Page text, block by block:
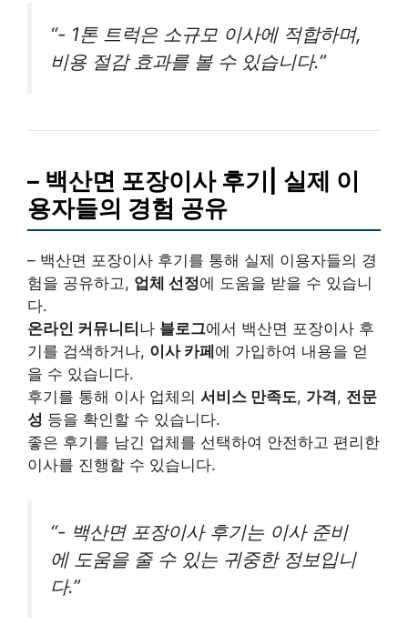
“- 1톤 트럭은 소규모 이사에 적합하며,
비용 절감 효과를 볼 수 있습니다.”
– 백산면 포장이사 후기| 실제 이
용자들의 경험 공유
– 백산면 포장이사 후기를 통해 실제 이용자들의 경
험을 공유하고, 업체 선정에 도움을 받을 수 있습니
다.
온라인 커뮤니티 나 블로그에서 백산면 포장이사 후
기를 검색하거나, 이사 카페 에 가입하여 내용을 얻
을 수 있습니다.
후기를 통해 이사 업체의 서비스 만족도, 가격, 전문
성 등을 확인할 수 있습니다.
좋은 후기를 남긴 업체를 선택하여 안전하고 편리한
이사를 진행할 수 있습니다.
“- 백산면 포장이사 후기는 이사 준비
에 도움을 줄 수 있는 귀중한 정보입니
다.”